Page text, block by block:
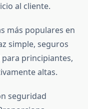
al cliente.
más populares en
simple, seguros
principiantes,
altas.
seguridad